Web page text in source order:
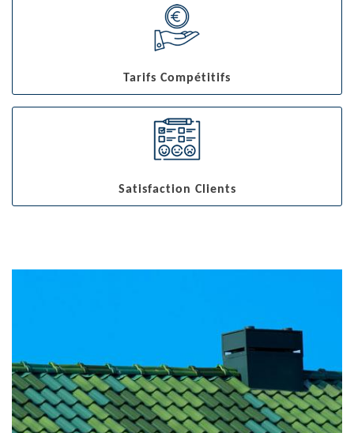
Tarifs Compétitifs
Satisfaction Clients